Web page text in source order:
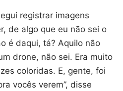
registrar imagens
de algo que eu não sei o
é daqui, tá? Aquilo não
drone, não sei. Era muito
coloridas. E, gente, foi
vocês verem”, disse